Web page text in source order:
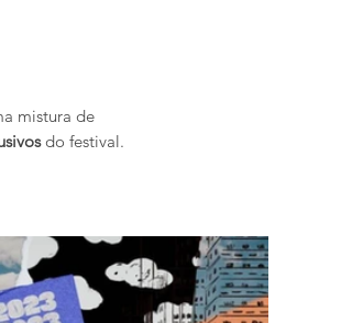
mistura de
do festival.